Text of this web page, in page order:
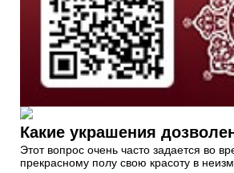
Какие украшения
Этот вопрос очень часто задается во
прекрасному полу свою красоту в